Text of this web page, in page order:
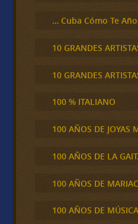
… Cuba Cómo Te
10 GRANDES
10 GRANDES
100 % ITALIANO
100 AÑOS DE JOYAS
100 AÑOS DE LA
100 AÑOS DE
100 AÑOS DE MÚSICA